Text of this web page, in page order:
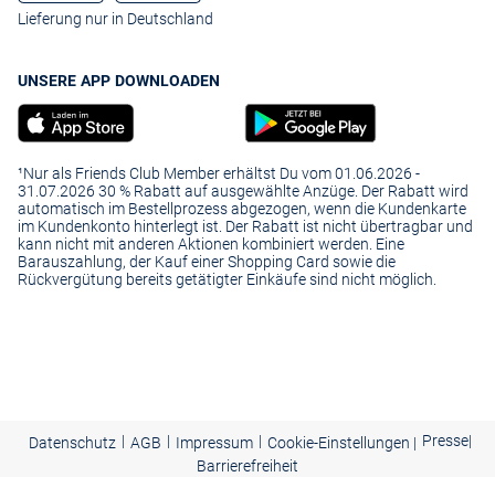
Lieferung nur in Deutschland
UNSERE APP DOWNLOADEN
¹Nur als Friends Club Member erhältst Du vom 01.06.2026 -
31.07.2026 30 % Rabatt auf ausgewählte Anzüge. Der Rabatt wird
automatisch im Bestellprozess abgezogen, wenn die Kundenkarte
im Kundenkonto hinterlegt ist. Der Rabatt ist nicht übertragbar und
kann nicht mit anderen Aktionen kombiniert werden. Eine
Barauszahlung, der Kauf einer Shopping Card sowie die
Rückvergütung bereits getätigter Einkäufe sind nicht möglich.
Datenschutz | AGB | Impressum | Cookie-Einstellungen | Presse|
Barrierefreiheit